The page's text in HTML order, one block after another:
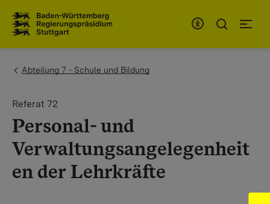
You are here:
Abteilung 7 - Schule und Bildung
Referat 72
Personal- und
Verwaltungsangelegenheit
en der Lehrkräfte